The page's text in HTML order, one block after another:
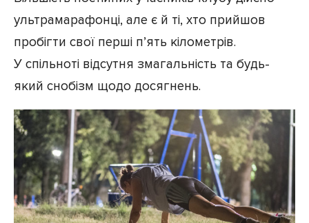
ультрамарафонці, але є й ті, хто прийшов
пробігти свої перші п’ять кілометрів.
У спільноті відсутня змагальність та будь-
який снобізм щодо досягнень.